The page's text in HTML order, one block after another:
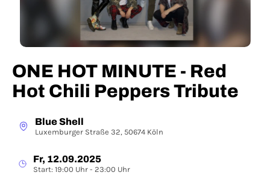
ONE HOT MINUTE - Red
Hot Chili Peppers Tribute
Blue Shell
Luxemburger Straße 32, 50674 Köln
Fr, 12.09.2025
Start: 19:00 Uhr - 23:00 Uhr